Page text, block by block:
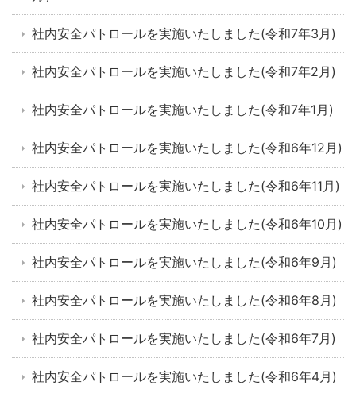
社内安全パトロールを実施いたしました(令和7年3月)
社内安全パトロールを実施いたしました(令和7年2月)
社内安全パトロールを実施いたしました(令和7年1月)
社内安全パトロールを実施いたしました(令和6年12月)
社内安全パトロールを実施いたしました(令和6年11月)
社内安全パトロールを実施いたしました(令和6年10月)
社内安全パトロールを実施いたしました(令和6年9月)
社内安全パトロールを実施いたしました(令和6年8月)
社内安全パトロールを実施いたしました(令和6年7月)
社内安全パトロールを実施いたしました(令和6年4月)